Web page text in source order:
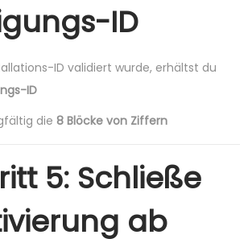
ID
ID validiert wurde, erhältst du
ID
die 8 Blöcke von Ziffern
5: Schließe
ab